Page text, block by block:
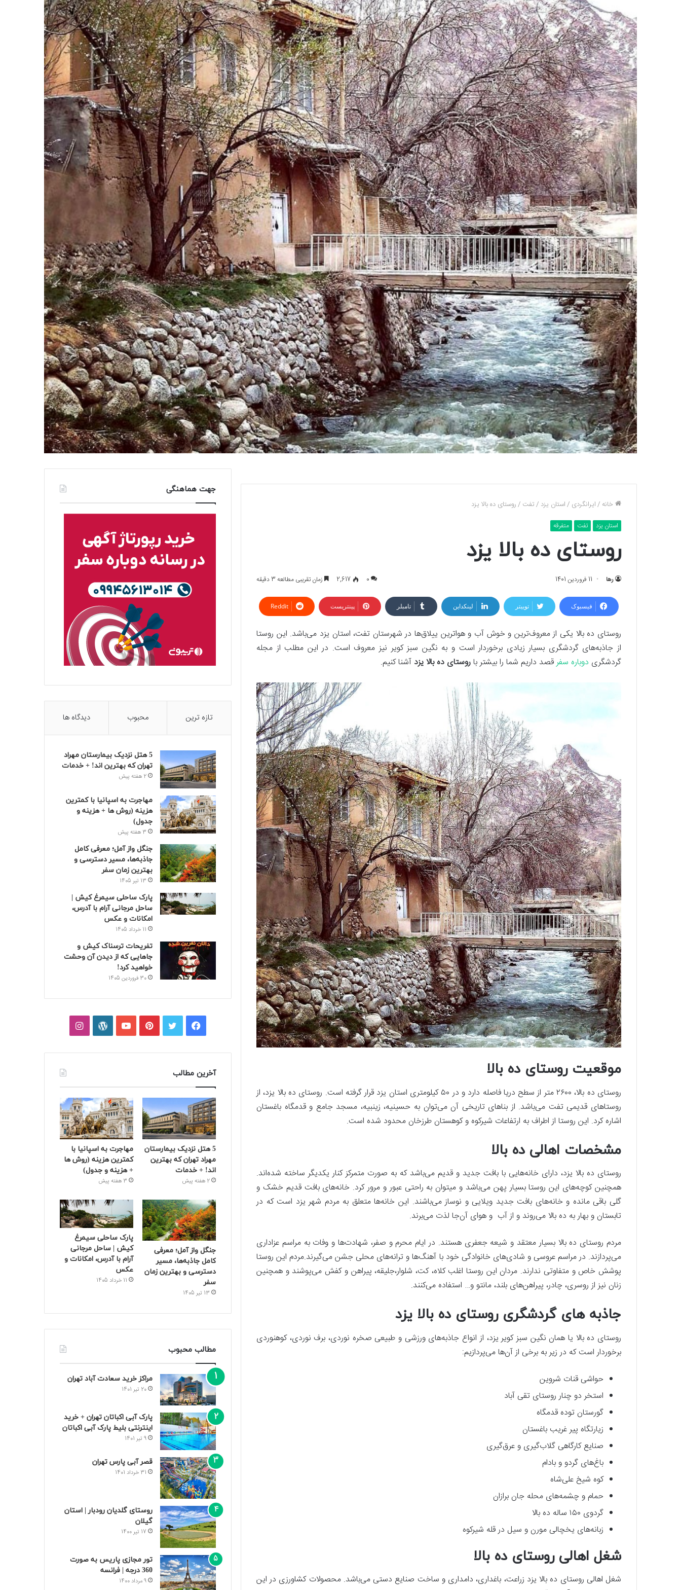
خانه /ایرانگردی /استان یزد /تفت /روستای ده بالا یزد
استان یزد تفت متفرقه
روستای ده بالا یزد
رها 11 فروردین 1401 0
2,617 زمان تقریبی مطالعه 3 دقیقه
فیسبوک توییتر لینکداین تامبلر پینتریست Reddit
روستای ده بالا یکی از معرو‌ف‌ترین و خوش آب و هوا‌ترین ییلاق‌ها در شهرستان تفت، استان یزد می‌باشد. این روستا
از جاذبه‌های گردشگری بسیار زیادی برخوردار است و به نگین سبز کویر نیز معروف است. در این مطلب از مجله
گردشگری دوباره سفرقصد داریم شما را بیشتر باروستای ده بالا یزد آشنا کنیم.
موقعیت روستای ده بالا
روستای ده بالا، ۲۶۰۰ متر از سطح دریا فاصله دارد و در ۵۰ کیلومتری استان یزد قرار گرفته است. روستای ده بالا یزد، از
روستا‌های قدیمی تفت می‌باشد. از بناهای تاریخی آن می‌توان به حسینیه، زینبیه، مسجد جامع و قدمگاه باغستان
اشاره کرد. این روستا از اطراف به ارتفاعات شیر‌کوه و کوهستان طرزخان محدود شده است.
مشخصات اهالی ده بالا
روستای ده بالا یزد، دارای خانه‌هایی با بافت جدید و قدیم می‌باشد که به صورت متمرکز کنار یکدیگر ساخته شده‌اند.
همچنین کوچه‌های این روستا بسیار پهن می‌باشد و می­توان به راحتی عبور و مرور کرد. خانه‌های بافت قدیم خشک و
گلی باقی مانده و خانه‌های بافت جدید ویلایی و نوساز می‌باشند. این خانه‌ها متعلق به مردم شهر یزد است که در
تابستان و بهار به ده بالا می‌روند و از آب و هوای آن‌جا لذت می‌برند.
مردم روستای ده بالا بسیار معتقد و شیعه جعفری هستند. در ایام محرم و صفر، شهادت‌ها و وفات به مراسم عزاداری
می‌پردازند. در مراسم عروسی و شادی‌های خانوادگی خود با آهنگ‌ها و ترانه‌های محلی جشن می‌گیرند.مردم این روستا
پوشش خاص و متفاوتی ندارند. مردان این روستا اغلب کلاه، کت، شلوار،جلیقه، پیراهن و کفش می‌پوشند و همچنین
زنان نیز از روسری، چادر، پیراهن‌های بلند، مانتو و… استفاده می‌کنند.
جاذبه های گردشگری روستای ده بالا یزد
روستای ده بالا یا همان نگین سبز کویر یزد، از انواع جاذبه‌های ورزشی و طبیعی صخره‌ نوردی، برف‌ نوردی، کوهنوردی
برخوردار است که در زیر به برخی از آن‌ها می‌پردازیم:
حواشی قنات شروین
استخر دو چنار روستای تقی آباد
گورستان توده قدمگاه
زیارتگاه پیر غریب باغستان
صنایع کارگاهی گلاب‌گیری و عرق‌گیری
باغ‌های گردو و بادام
کوه شیخ علی‌شاه
حمام و چشمه‌های محله جان برازان
گردوی ۱۵۰ ساله ده بالا
زبانه‌های یخچالی مورن و سیل در قله شیر‌کوه
شغل اهالی روستای ده بالا
شغل اهالی روستای ده بالا یزد زراعت، باغداری، دامداری و ساخت صنایع دستی می‌باشد. محصولات کشاورزی در این
جهت هماهنگی
تازه ترین محبوب دیدگاه ها
5 هتل نزدیک بیمارستان مهراد
تهران که بهترین‌ اند! + خدمات
2 هفته پیش
مهاجرت به اسپانیا با کمترین
هزینه (روش ها + هزینه و
جدول)
3 هفته پیش
جنگل واز آمل؛ معرفی کامل
جاذبه‌ها، مسیر دسترسی و
بهترین زمان سفر
13 تیر 1405
پارک ساحلی سیمرغ کیش |
ساحل مرجانی آرام با آدرس،
امکانات و عکس
11 خرداد 1405
تفریحات ترسناک کیش و
جاهایی که از دیدن آن وحشت
خواهید کرد!
30 فروردین 1405
فیسبوکتوییترپینتریستیوتیوبوردپرساینستاگرام
آخرین مطالب
5 هتل نزدیک بیمارستان
مهراد تهران که بهترین‌
اند! + خدمات
2 هفته پیش
مهاجرت به اسپانیا با
کمترین هزینه (روش ها
+ هزینه و جدول)
3 هفته پیش
جنگل واز آمل؛ معرفی
کامل جاذبه‌ها، مسیر
دسترسی و بهترین زمان
سفر
13 تیر 1405
پارک ساحلی سیمرغ
کیش | ساحل مرجانی
آرام با آدرس، امکانات و
عکس
11 خرداد 1405
مطالب محبوب
مراکز خرید سعادت‌ آباد تهران
20 تیر 1401
پارک آبی اکباتان تهران + خرید
اینترنتی بلیط پارک آبی اکباتان
9 تیر 1401
قصر آبی پارس تهران
31 خرداد 1401
روستای گلدیان رودبار | استان
گیلان
17 تیر 1400
تور مجازی پاریس به صورت
360 درجه | فرانسه
9 مرداد 1400